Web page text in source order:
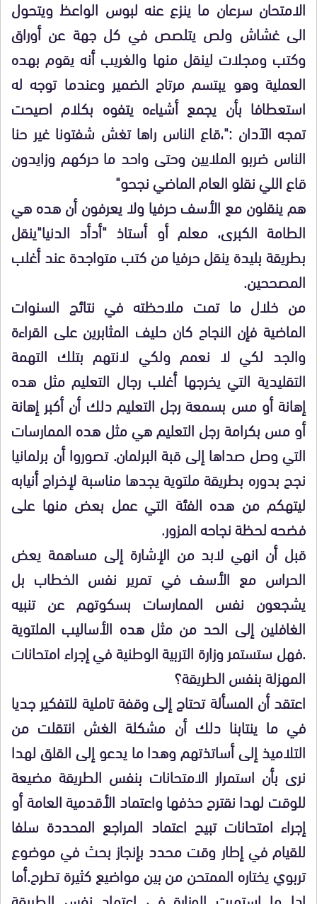
الامتحان سرعان ما ينزع عنه لبوس الواعظ ويتحول
الى غشاش ولص يتلصص في كل جهة عن أوراق
وكتب ومجلات لينقل منها والغريب أنه يقوم بهده
العملية وهو يبتسم مرتاح الضمير وعندما توجه له
استعطافا بأن يجمع أشياءه يتفوه بكلام اصيحت
تمجه الآدان :"،قاع الناس راها تغش شفتونا غير حنا
الناس ضربو الملايين وحتى واحد ما حركهم وزايدون
قاع اللي نقلو العام الماضي نجحو"
هم ينقلون مع الأسف حرفيا ولا يعرفون أن هده هي
الطامة الكبرى، معلم أو أستاذ "أدأد الدنيا"ينقل
بطريقة بليدة ينقل حرفيا من كتب متواجدة عند أغلب
المصححين.
من خلال ما تمت ملاحظته في نتائج السنوات
الماضية فإن النجاح كان حليف المثابرين على القراءة
والجد لكي لا نعمم ولكي لانتهم بتلك التهمة
التقليدية التي يخرجها أغلب رجال التعليم مثل هده
إهانة أو مس بسمعة رجل التعليم دلك أن أكبر إهانة
أو مس بكرامة رجل التعليم هي مثل هده الممارسات
التي وصل صداها إلى قبة البرلمان. تصوروا أن برلمانيا
نجح بدوره بطريقة ملتوية يجدها مناسبة لإخراج أنيابه
ليتهكم من هده الفئة التي عمل بعض منها على
فضحه لحظة نجاحه المزور.
قبل أن انهي لابد من الإشارة إلى مساهمة يعض
الحراس مع الأسف في تمرير نفس الخطاب بل
يشجعون نفس الممارسات بسكوتهم عن تنبيه
الغافلين إلى الحد من مثل هده الأساليب الملتوية
.فهل ستستمر وزارة التربية الوطنية في إجراء امتحانات
المهزلة بنفس الطريقة؟
اعتقد أن المسألة تحتاج إلى وقفة تاملية للتفكير جديا
في ما ينتابنا دلك أن مشكلة الغش انتقلت من
التلاميذ إلى أساتذتهم وهدا ما يدعو إلى القلق لهدا
نرى بأن استمرار الامتحانات بنفس الطريقة مضيعة
للوقت لهدا نقترح حذفها واعتماد الأقدمية العامة أو
إجراء امتحانات تبيح اعتماد المراجع المحددة سلفا
للقيام في إطار وقت محدد بإنجاز بحث في موضوع
تربوي يختاره الممتحن من بين مواضيع كثيرة تطرح.أما